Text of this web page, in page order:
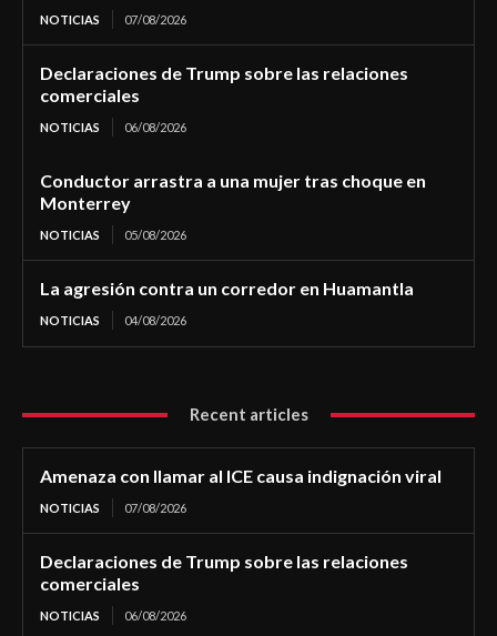
NOTICIAS 07/08/2026
Declaraciones de Trump sobre las relaciones
comerciales
NOTICIAS 06/08/2026
Conductor arrastra a una mujer tras choque en
Monterrey
NOTICIAS 05/08/2026
La agresión contra un corredor en Huamantla
NOTICIAS 04/08/2026
Recent articles
Amenaza con llamar al ICE causa indignación viral
NOTICIAS 07/08/2026
Declaraciones de Trump sobre las relaciones
comerciales
NOTICIAS 06/08/2026